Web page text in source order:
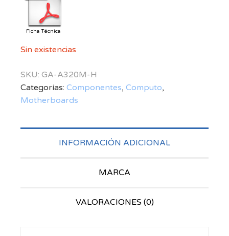
Ficha Técnica
Sin existencias
SKU: GA-A320M-H
Categorías: Componentes, Computo,
Motherboards
INFORMACIÓN ADICIONAL
MARCA
VALORACIONES (0)